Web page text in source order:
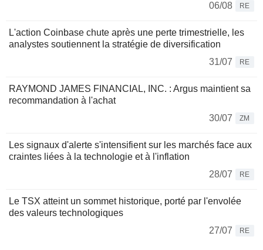
06/08
RE
L'action Coinbase chute après une perte trimestrielle, les
analystes soutiennent la stratégie de diversification
31/07
RE
RAYMOND JAMES FINANCIAL, INC. : Argus maintient sa
recommandation à l'achat
30/07
ZM
Les signaux d'alerte s'intensifient sur les marchés face aux
craintes liées à la technologie et à l'inflation
28/07
RE
Le TSX atteint un sommet historique, porté par l'envolée
des valeurs technologiques
27/07
RE